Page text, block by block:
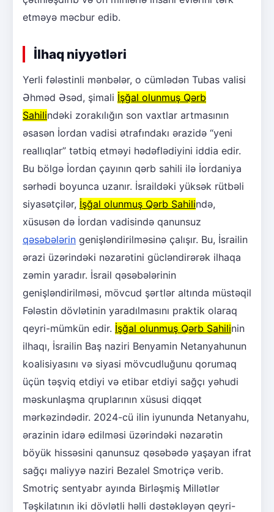
etməyə məcbur edib.
İlhaq niyyətləri
Yerli fələstinli mənbələr, o cümlədən Tubas valisi
Əhməd Əsəd, şimali İşğal olunmuş Qərb
Sahilindəki zorakılığın son vaxtlar artmasının
əsasən İordan vadisi ətrafındakı ərazidə “yeni
reallıqlar” tətbiq etməyi hədəflədiyini iddia edir.
Bu bölgə İordan çayının qərb sahili ilə İordaniya
sərhədi boyunca uzanır. İsraildəki yüksək rütbəli
siyasətçilər, İşğal olunmuş Qərb Sahilində,
xüsusən də İordan vadisində qanunsuz
qəsəbələrin genişləndirilməsinə çalışır. Bu, İsrailin
ərazi üzərindəki nəzarətini gücləndirərək ilhaqa
zəmin yaradır. İsrail qəsəbələrinin
genişləndirilməsi, mövcud şərtlər altında müstəqil
Fələstin dövlətinin yaradılmasını praktik olaraq
qeyri-mümkün edir. İşğal olunmuş Qərb Sahilinin
ilhaqı, İsrailin Baş naziri Benyamin Netanyahunun
koalisiyasını və siyasi mövcudluğunu qorumaq
üçün təşviq etdiyi və etibar etdiyi sağçı yəhudi
məskunlaşma qruplarının xüsusi diqqət
mərkəzindədir. 2024-cü ilin iyununda Netanyahu,
ərazinin idarə edilməsi üzərindəki nəzarətin
böyük hissəsini qanunsuz qəsəbədə yaşayan ifrat
sağçı maliyyə naziri Bezalel Smotriçə verib.
Smotriç sentyabr ayında Birləşmiş Millətlər
Təşkilatının iki dövlətli həlli dəstəkləyən qeyri-